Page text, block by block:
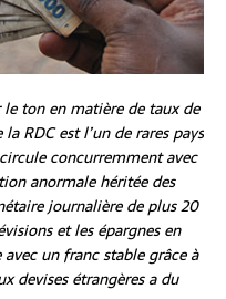
ton en matière de taux de
RDC est l’un de rares pays
concurremment avec
anormale héritée des
journalière de plus 20
et les épargnes en
un franc stable grâce à
devises étrangères a du